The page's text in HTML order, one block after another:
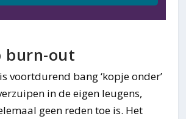
burn-out
voortdurend bang ‘kopje onder’
in de eigen leugens,
geen reden toe is. Het